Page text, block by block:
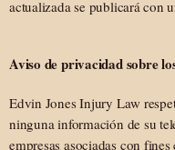
actualizada se publicará con
Aviso de privacidad sobre
Edvin Jones Injury Law
ninguna información de su
empresas asociadas con